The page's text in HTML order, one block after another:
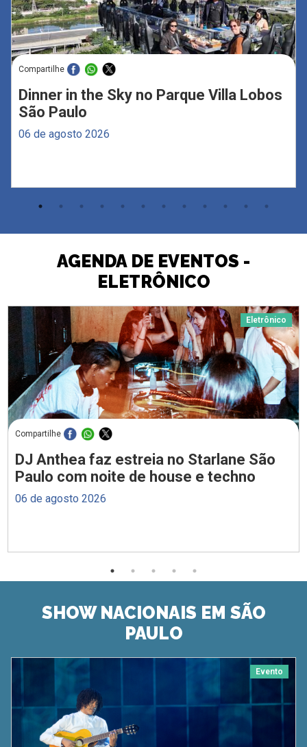
Compartilhe
Dinner in the Sky no Parque Villa Lobos
São Paulo
06 de agosto 2026
AGENDA DE EVENTOS -
ELETRÔNICO
Eletrônico
Compartilhe
DJ Anthea faz estreia no Starlane São
Paulo com noite de house e techno
06 de agosto 2026
SHOW NACIONAIS EM SÃO
PAULO
Evento